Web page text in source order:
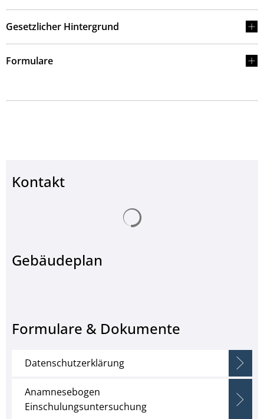
Gesetzlicher Hintergrund
Formulare
Kontakt
Gebäudeplan
Formulare & Dokumente
Datenschutzerklärung
Anamnesebogen
Einschulungsuntersuchung